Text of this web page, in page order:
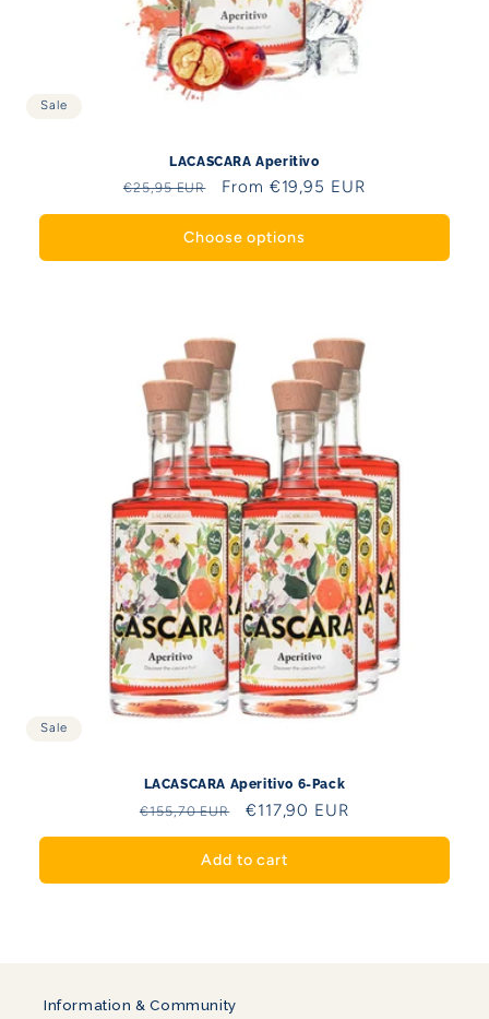
Sale
LACASCARA Aperitivo
Regular
price
€25,95 EUR
Sale
price
From €19,95 EUR
Choose options
Sale
LACASCARA Aperitivo 6-Pack
Regular
price
€155,70 EUR
Sale
price
€117,90 EUR
Add to cart
Information & Community